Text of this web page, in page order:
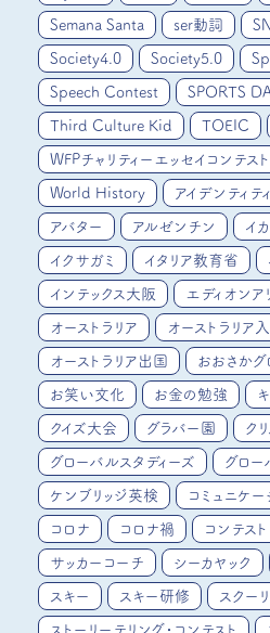
Semana Santa ser動詞
Society4.0 Society5.0
Speech Contest SPORTS
Third Culture Kid TOEIC
WFPチャリティーエッセイコンテスト
World History アイデンティティ
アバター アルゼンチン イ
イクサガミ イタリア教育省
インテックス大阪 エディオンア
オーストラリア オーストラリア
オーストラリア出国 おおさか
お笑い文化 お金の勉強
クイズ大会 グラバー園 ク
グローバルスタディーズ グロー
ケンブリッジ英検 コミュニケ
コロナ コロナ禍 コンテスト
サッカーコーチ シーカヤック
スキー スキー研修 スクー
ストーリーテリング・コンテスト